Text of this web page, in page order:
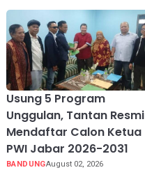
Usung 5 Program
Unggulan, Tantan Resmi
Mendaftar Calon Ketua
PWI Jabar 2026-2031
BANDUNGAugust 02, 2026